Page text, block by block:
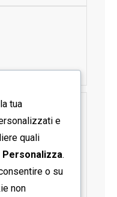
tua
e
quali
Personalizza.
o su
non